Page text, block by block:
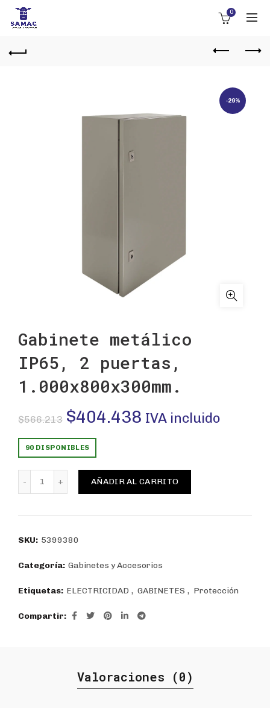
0
-29%
Gabinete metálico
IP65, 2 puertas,
1.000x800x300mm.
$566.213 El
precio
original
era:
$404.438 El
actual
es:
IVA incluido
90 DISPONIBLES
Gabinete metálico IP65, 2 puertas, 1.000x800x300mm.
AÑADIR AL CARRITO
SKU: 5399380
Categoría: Gabinetes y Accesorios
Etiquetas: ELECTRICIDAD , GABINETES , Protección
Compartir
Valoraciones (0)